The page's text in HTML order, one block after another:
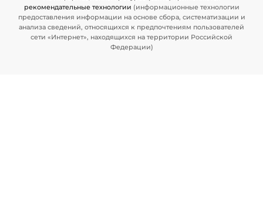
рекомендательные технологии (информационные технологии
предоставления информации на основе сбора, систематизации и
анализа сведений, относящихся к предпочтениям пользователей
сети «Интернет», находящихся на территории Российской
Федерации)